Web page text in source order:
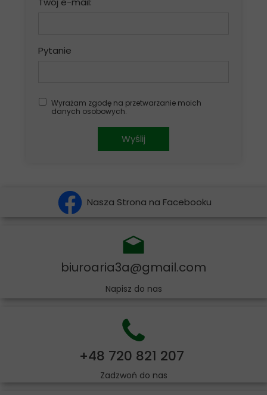
Nasza Strona na Facebooku
Pytanie
Wyrażam zgodę na przetwarzanie moich
danych osobowych.
Wyślij
+48 720 821 207
Zadzwoń do nas
biuroaria3a@gmail.com
Napisz do nas